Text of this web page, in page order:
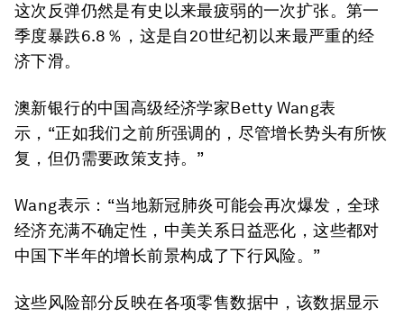
这次反弹仍然是有史以来最疲弱的一次扩张。第一
季度暴跌6.8％，这是自20世纪初以来最严重的经
济下滑。
澳新银行的中国高级经济学家Betty Wang表
示，“正如我们之前所强调的，尽管增长势头有所恢
复，但仍需要政策支持。”
Wang表示：“当地新冠肺炎可能会再次爆发，全球
经济充满不确定性，中美关系日益恶化，这些都对
中国下半年的增长前景构成了下行风险。”
这些风险部分反映在各项零售数据中，该数据显示